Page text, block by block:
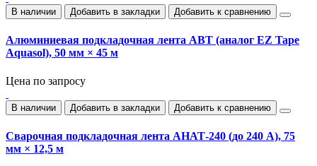
В наличии Добавить в закладки Добавить к сравнению
Алюминиевая подкладочная лента ABT (аналог EZ Tape
Aquasol), 50 мм × 45 м
Цена по запросу
В наличии Добавить в закладки Добавить к сравнению
Сварочная подкладочная лента AHAT‑240 (до 240 А), 75
мм × 12,5 м